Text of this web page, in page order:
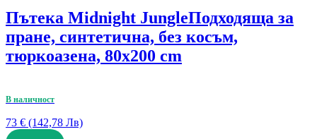
Пътека Midnight JungleПодходяща за
пране, синтетична, без косъм,
тюркоазена, 80x200 cm
В наличност
73 € (142,78 Лв)